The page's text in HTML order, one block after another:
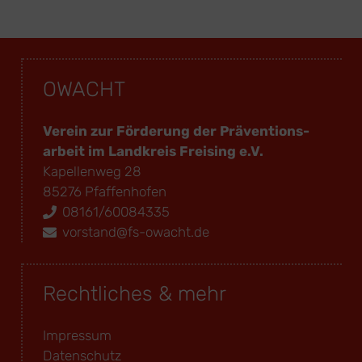
OWACHT
Verein zur Förderung der Präventions­
arbeit im Landkreis Freising e.V.
Kapellenweg 28
85276 Pfaffenhofen
08161/60084335
vorstand@fs-owacht.de
Rechtliches & mehr
Impressum
Datenschutz